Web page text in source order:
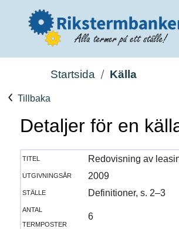
Startsida Källa
Tillbaka
Detaljer för en
titel
Redovisning av
utgivningsår
2009
ställe
Definitioner, s. 2–3
antal
termposter
6